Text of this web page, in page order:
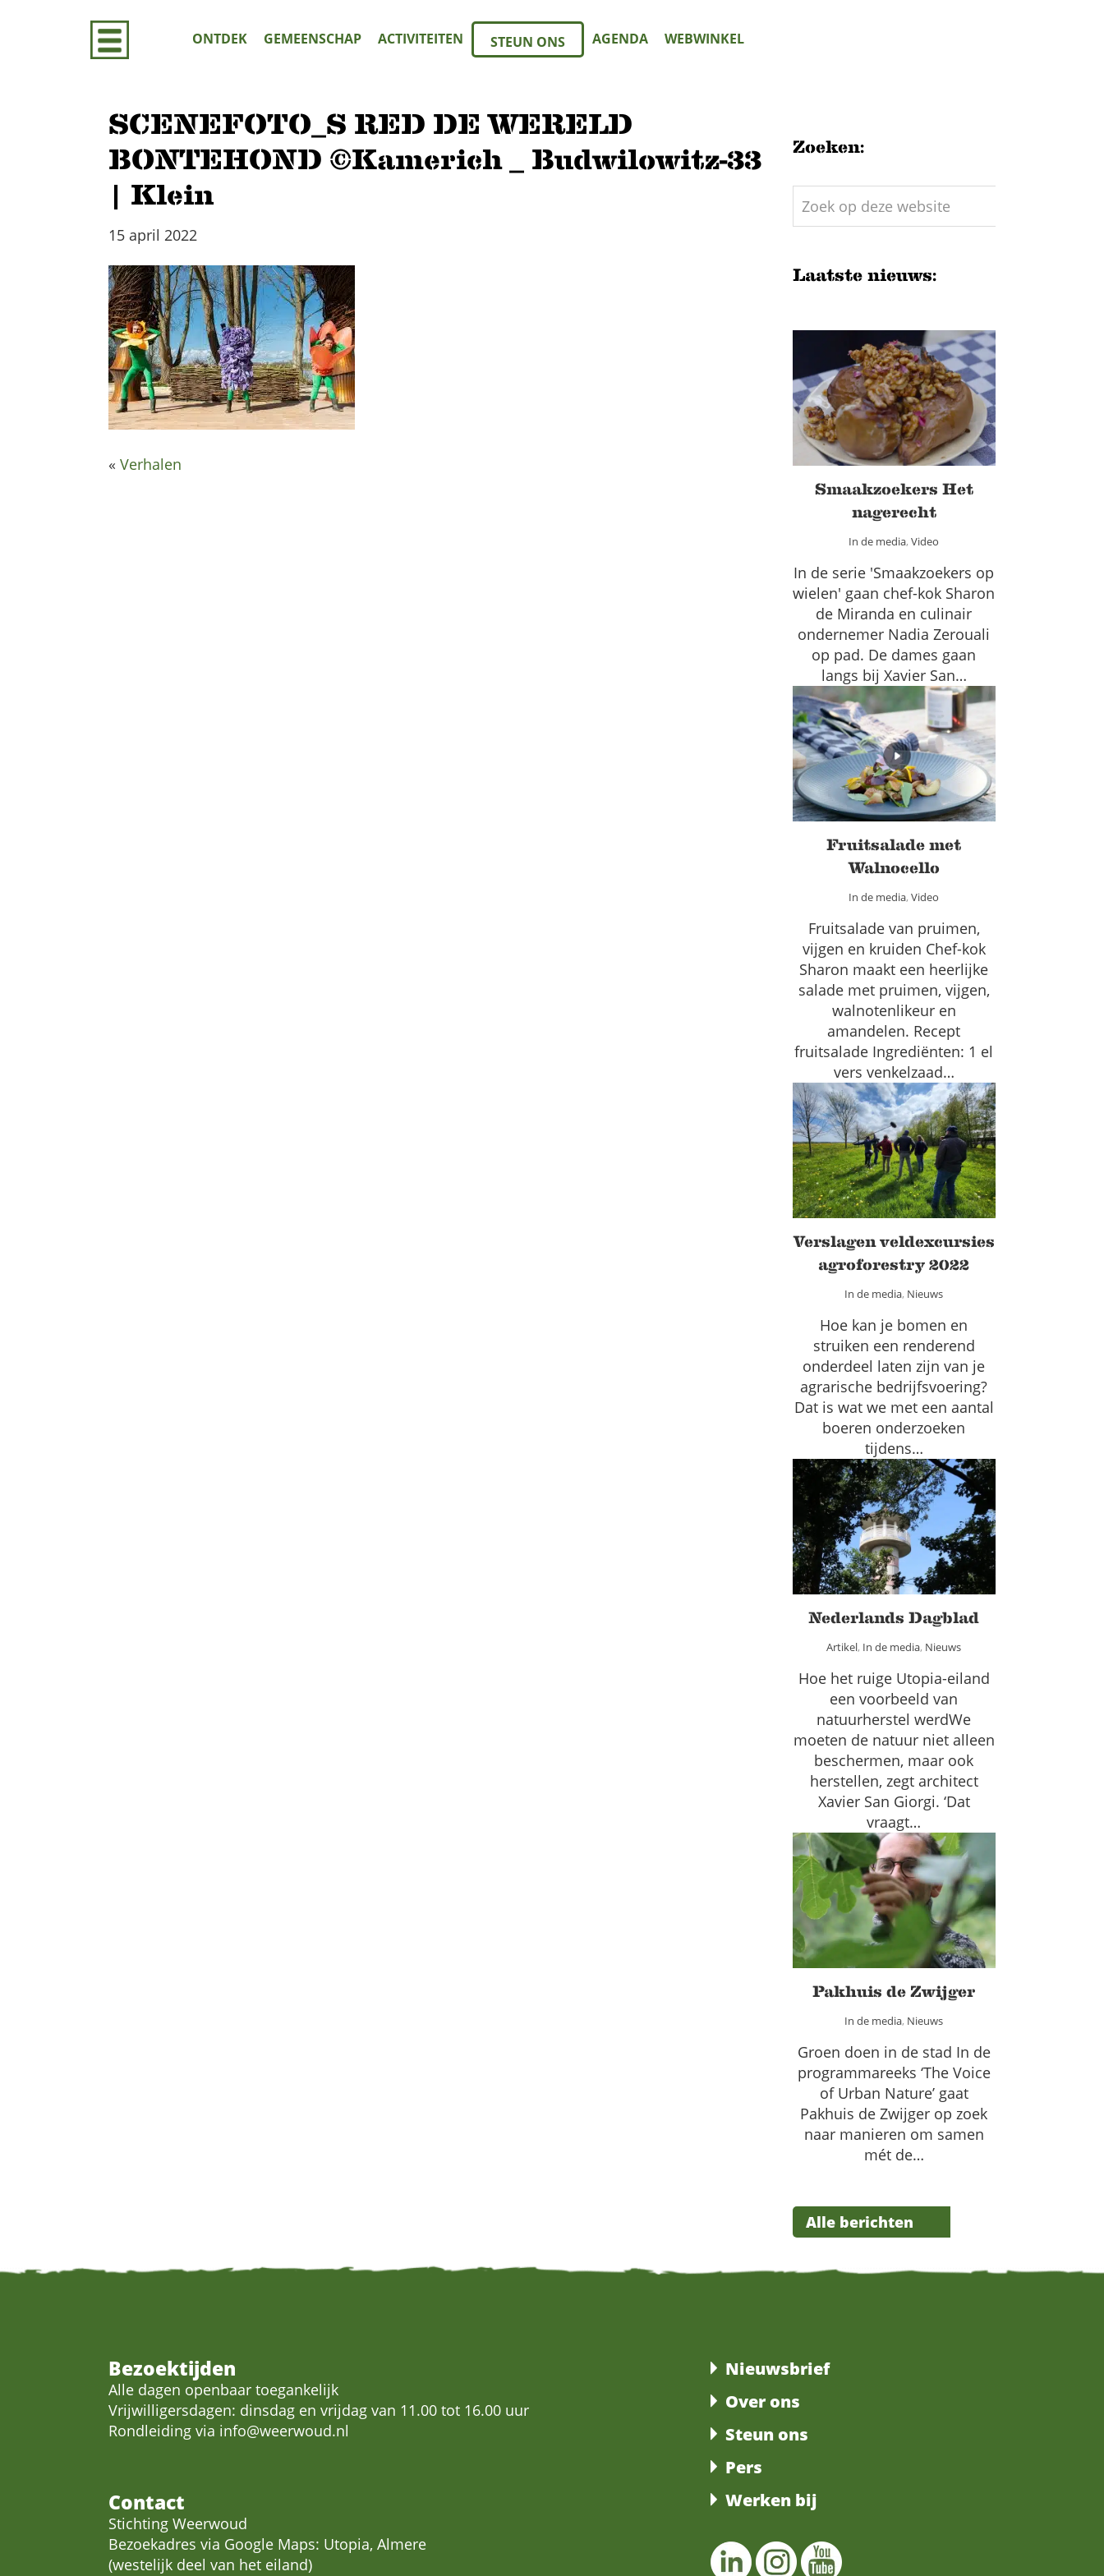
ONTDEK GEMEENSCHAP ACTIVITEITEN STEUN ONS AGENDA WEBWINKEL
SCENEFOTO_S RED DE WERELD
BONTEHOND ©Kamerich _ Budwilowitz-33
| Klein
15 april 2022
« Verhalen
Zoeken:
op
Laatste nieuws:
Smaakzoekers Het
nagerecht
In de media Video
Smaakzoekers Het
nagerecht
In de media,Video
In de serie 'Smaakzoekers op
wielen' gaan chef-kok Sharon
de Miranda en culinair
ondernemer Nadia Zerouali
op pad. De dames gaan
langs bij Xavier San…
Fruitsalade met
Walnocello
In de media Video
Fruitsalade met
Walnocello
In de media,Video
Fruitsalade van pruimen,
vijgen en kruiden Chef-kok
Sharon maakt een heerlijke
salade met pruimen, vijgen,
walnotenlikeur en
amandelen. Recept
fruitsalade Ingrediënten: 1 el
vers venkelzaad…
Verslagen veldexcursies
agroforestry 2022
In de media Nieuws
Verslagen veldexcursies
agroforestry 2022
In de media, Nieuws
Hoe kan je bomen en
struiken een renderend
onderdeel laten zijn van je
agrarische bedrijfsvoering?
Dat is wat we met een aantal
boeren onderzoeken
tijdens…
Nederlands Dagblad
Artikel In de media Nieuws
Nederlands Dagblad
Artikel, In de media, Nieuws
Hoe het ruige Utopia-eiland
een voorbeeld van
natuurherstel werdWe
moeten de natuur niet alleen
beschermen, maar ook
herstellen, zegt architect
Xavier San Giorgi. ‘Dat
vraagt…
Pakhuis de Zwijger
In de media Nieuws
Pakhuis de Zwijger
In de media, Nieuws
Groen doen in de stad In de
programmareeks ‘The Voice
of Urban Nature’ gaat
Pakhuis de Zwijger op zoek
naar manieren om samen
mét de…
Alle berichten
Bezoektijden
Alle dagen openbaar toegankelijk
Vrijwilligersdagen: dinsdag en vrijdag van 11.00 tot 16.00 uur
Rondleiding via info@weerwoud.nl
Contact
Stichting Weerwoud
Bezoekadres via Google Maps: Utopia, Almere
(westelijk deel van het eiland)
Nieuwsbrief
Over ons
Steun ons
Pers
Werken bij